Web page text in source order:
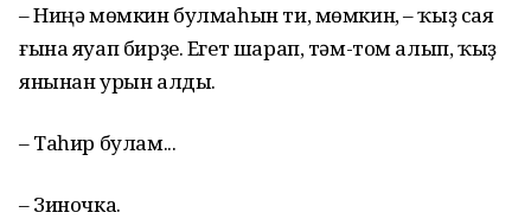
– Ниңә мөмкин булмаһын ти, мөмкин, – ҡыҙ сая
ғына яуап бирҙе. Егет шарап, тәм-том алып, ҡыҙ
янынан урын алды.
– Таһир булам...
– Зиночка.